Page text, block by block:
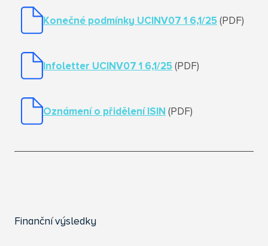
Konečné podmínky UCINV07 1 6,1/25 (PDF)
Infoletter UCINV07 1 6,1/25 (PDF)
Oznámení o přidělení ISIN (PDF)
Finanční výsledky